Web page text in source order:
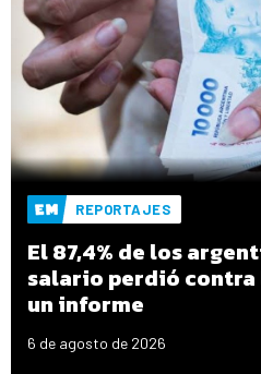
REPORTAJES
El 87,4% de los
salario perdió contra
un informe
6 de agosto de 2026